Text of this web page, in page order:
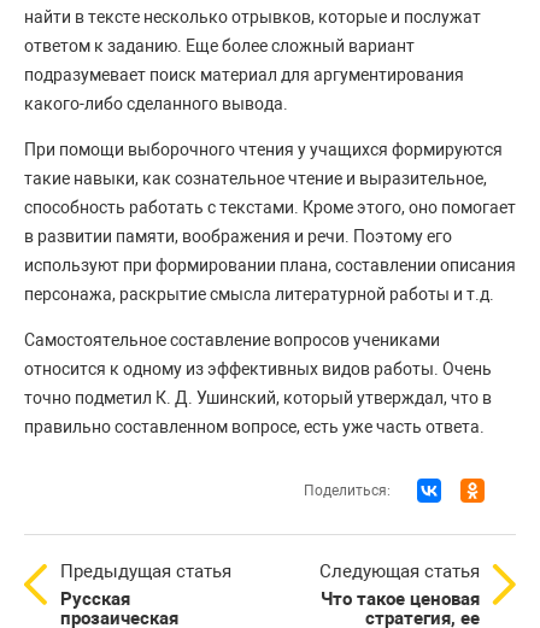
найти в тексте несколько отрывков, которые и послужат
ответом к заданию. Еще более сложный вариант
подразумевает поиск материал для аргументирования
какого-либо сделанного вывода.
При помощи выборочного чтения у учащихся формируются
такие навыки, как сознательное чтение и выразительное,
способность работать с текстами. Кроме этого, оно помогает
в развитии памяти, воображения и речи. Поэтому его
используют при формировании плана, составлении описания
персонажа, раскрытие смысла литературной работы и т.д.
Самостоятельное составление вопросов учениками
относится к одному из эффективных видов работы. Очень
точно подметил К. Д. Ушинский, который утверждал, что в
правильно составленном вопросе, есть уже часть ответа.
Поделиться:
Предыдущая статья
Русская
прозаическая
Следующая статья
Что такое ценовая
стратегия, ее